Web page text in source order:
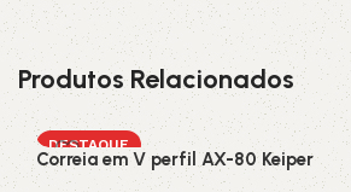
Produtos Relacionados
DESTAQUE
Correia em V perfil AX-80 Keiper